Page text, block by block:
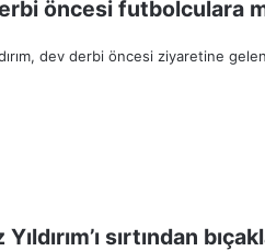
öncesi futbolculara
dev derbi öncesi ziyaretine
sırtından